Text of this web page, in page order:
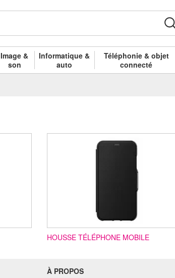
Image &
son
Informatique &
auto
Téléphonie & objet
connecté
HOUSSE TÉLÉPHONE MOBILE
À PROPOS